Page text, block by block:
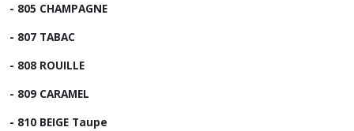
- 805 CHAMPAGNE
- 807 TABAC
- 808 ROUILLE
- 809 CARAMEL
- 810 BEIGE Taupe